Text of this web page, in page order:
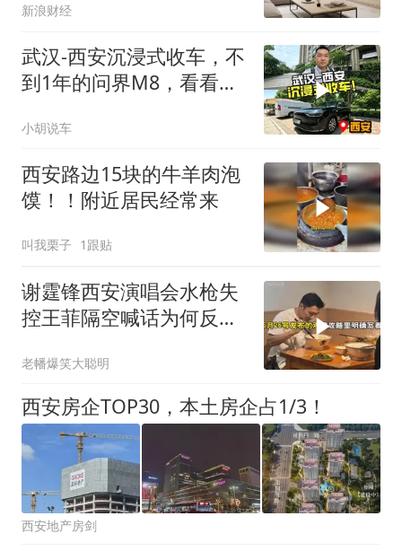
新浪财经
武汉-西安沉浸式收车，不
到1年的问界M8，看看最
小胡说车
西安路边15块的牛羊肉泡
馍！！附近居民经常来
叫我栗子 1跟贴
谢霆锋西安演唱会水枪失
控王菲隔空喊话为何反成
老幡爆笑大聪明
西安房企TOP30，本土房企占1/3！
西安地产房剑